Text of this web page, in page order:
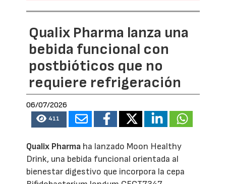
Qualix Pharma lanza una
bebida funcional con
postbióticos que no
requiere refrigeración
06/07/2026
411
Qualix Pharma ha lanzado Moon Healthy
Drink, una bebida funcional orientada al
bienestar digestivo que incorpora la cepa